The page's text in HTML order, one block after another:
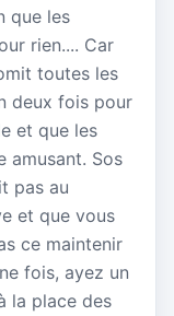
que les
rien.... Car
toutes les
deux fois pour
et que les
amusant. Sos
pas au
et que vous
ce maintenir
fois, ayez un
la place des